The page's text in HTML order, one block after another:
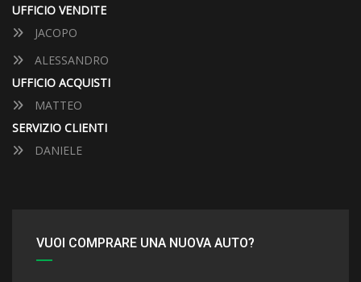
UFFICIO VENDITE
JACOPO
ALESSANDRO
UFFICIO ACQUISTI
MATTEO
SERVIZIO CLIENTI
DANIELE
VUOI COMPRARE UNA NUOVA AUTO?